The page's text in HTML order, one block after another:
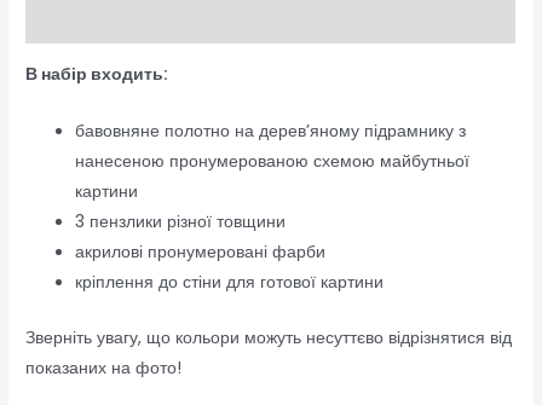
В набір входить:
бавовняне полотно на дерев’яному підрамнику з
нанесеною пронумерованою схемою майбутньої
картини
3 пензлики різної товщини
акрилові пронумеровані фарби
кріплення до стіни для готової картини
Зверніть увагу, що кольори можуть несуттєво відрізнятися від
показаних на фото!